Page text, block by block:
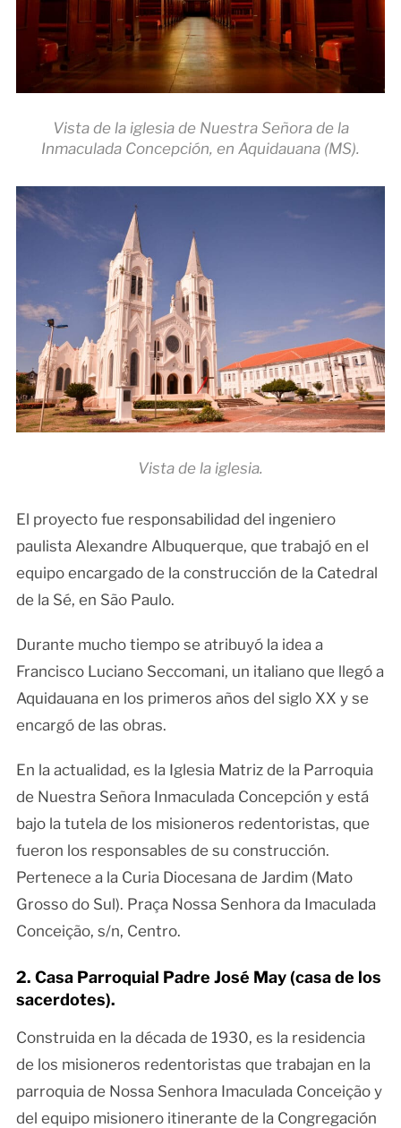
Vista de la iglesia de Nuestra Señora de la
Inmaculada Concepción, en Aquidauana (MS).
Vista de la iglesia.
El proyecto fue responsabilidad del ingeniero
paulista Alexandre Albuquerque, que trabajó en el
equipo encargado de la construcción de la Catedral
de la Sé, en São Paulo.
Durante mucho tiempo se atribuyó la idea a
Francisco Luciano Seccomani, un italiano que llegó a
Aquidauana en los primeros años del siglo XX y se
encargó de las obras.
En la actualidad, es la Iglesia Matriz de la Parroquia
de Nuestra Señora Inmaculada Concepción y está
bajo la tutela de los misioneros redentoristas, que
fueron los responsables de su construcción.
Pertenece a la Curia Diocesana de Jardim (Mato
Grosso do Sul). Praça Nossa Senhora da Imaculada
Conceição, s/n, Centro.
2. Casa Parroquial Padre José May (casa de los
sacerdotes).
Construida en la década de 1930, es la residencia
de los misioneros redentoristas que trabajan en la
parroquia de Nossa Senhora Imaculada Conceição y
del equipo misionero itinerante de la Congregación